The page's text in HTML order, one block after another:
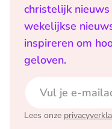
christelijk
wekelijkse
inspireren om
geloven.
Lees onze